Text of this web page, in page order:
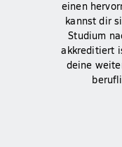
einen
kannst dir
Studium
akkreditiert
deine